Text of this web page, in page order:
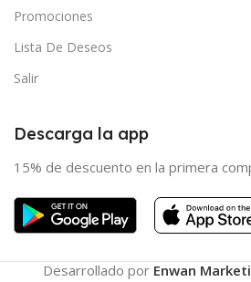
Promociones
Lista De Deseos
Salir
Descarga la app
15% de descuento en la primera
Desarrollado por Enwan